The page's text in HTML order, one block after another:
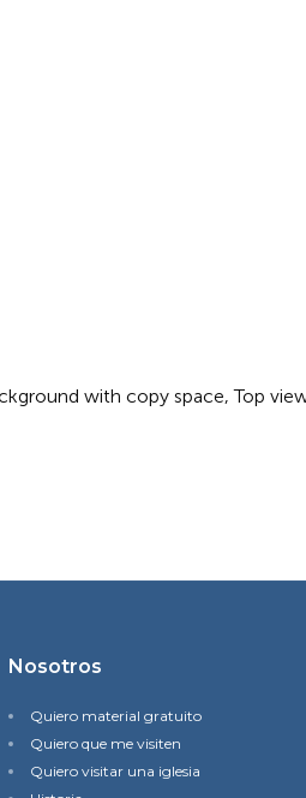
with copy space, Top
Nosotros
Quiero material gratuito
Quiero que me visiten
Quiero visitar una iglesia